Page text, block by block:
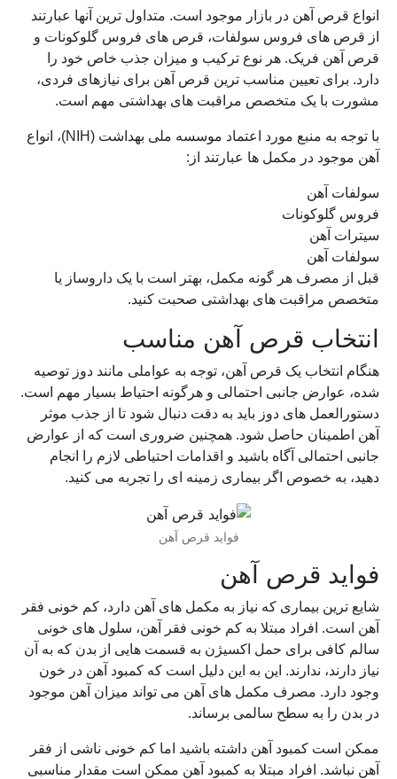
انواع قرص آهن در بازار موجود است. متداول ترین آنها عبارتند
از قرص های فروس سولفات، قرص های فروس گلوکونات و
قرص آهن فریک. هر نوع ترکیب و میزان جذب خاص خود را
دارد. برای تعیین مناسب ترین قرص آهن برای نیازهای فردی،
مشورت با یک متخصص مراقبت های بهداشتی مهم است.
با توجه به منبع مورد اعتماد موسسه ملی بهداشت (NIH)، انواع
آهن موجود در مکمل ها عبارتند از:
سولفات آهن
فروس گلوکونات
سیترات آهن
سولفات آهن
قبل از مصرف هر گونه مکمل، بهتر است با یک داروساز یا
متخصص مراقبت های بهداشتی صحبت کنید.
انتخاب قرص آهن مناسب
هنگام انتخاب یک قرص آهن، توجه به عواملی مانند دوز توصیه
شده، عوارض جانبی احتمالی و هرگونه احتیاط بسیار مهم است.
دستورالعمل های دوز باید به دقت دنبال شود تا از جذب موثر
آهن اطمینان حاصل شود. همچنین ضروری است که از عوارض
جانبی احتمالی آگاه باشید و اقدامات احتیاطی لازم را انجام
دهید، به خصوص اگر بیماری زمینه ای را تجربه می کنید.
فواید قرص آهن
فواید قرص آهن
شایع ترین بیماری که نیاز به مکمل های آهن دارد، کم خونی فقر
آهن است. افراد مبتلا به کم خونی فقر آهن، سلول های خونی
سالم کافی برای حمل اکسیژن به قسمت هایی از بدن که به آن
نیاز دارند، ندارند. این به این دلیل است که کمبود آهن در خون
وجود دارد. مصرف مکمل های آهن می تواند میزان آهن موجود
در بدن را به سطح سالمی برساند.
ممکن است کمبود آهن داشته باشید اما کم خونی ناشی از فقر
آهن نباشد. افراد مبتلا به کمبود آهن ممکن است مقدار مناسبی